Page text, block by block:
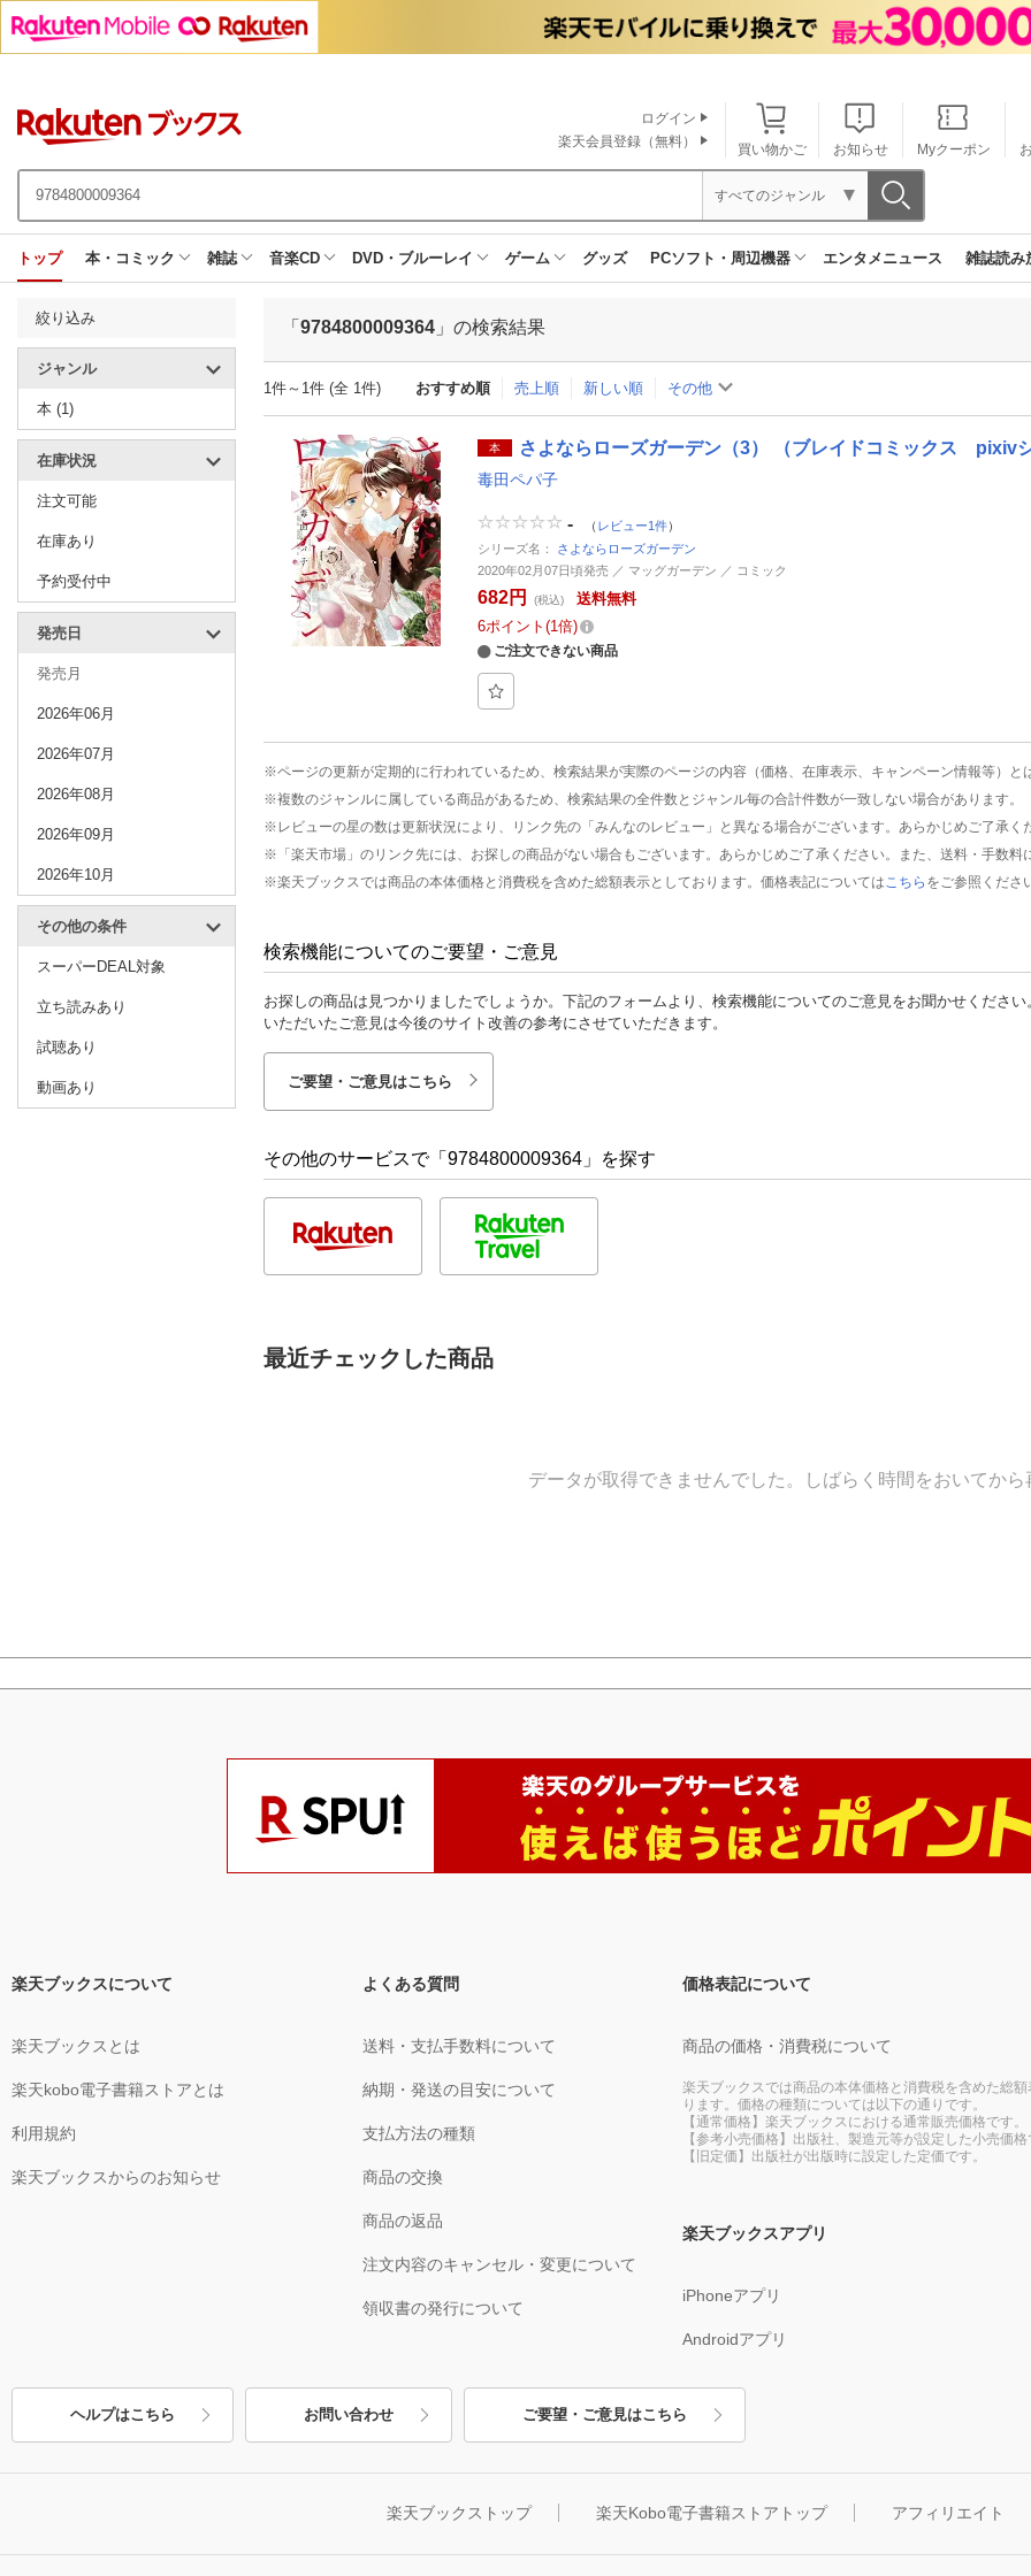
買い物かご お知らせ Myクーポン
ログイン
楽天会員登録（無料）
すべてのジャンル
トップ 本・コミック 雑誌 音楽CD DVD・ブルーレイ ゲーム グッズ PCソフト・周辺機器 エンタメニュース 雑誌読み
絞り込み
ジャンル
本 (1)
在庫状況
注文可能
在庫あり
予約受付中
発売日
発売月
2026年06月
2026年07月
2026年08月
2026年09月
2026年10月
その他の条件
スーパーDEAL対象
立ち読みあり
試聴あり
動画あり
「 9784800009364 」の検索結果
1件～1件 (全 1件) おすすめ順 売上順 新しい順 その他
本 さよならローズガーデン（3） （ブレイドコミックス pixivシ
毒田ペパ子
- （ レビュー1件）
シリーズ名： さよならローズガーデン
2020年02月07日頃発売 ／ マッグガーデン ／ コミック
682円 (税込)
送料無料
6ポイント 1倍
ご注文できない商品
※ページの更新が定期的に行われているため、検索結果が実際のページの内容（価格、在庫表示、キャンペーン情報等）と
※複数のジャンルに属している商品があるため、検索結果の全件数とジャンル毎の合計件数が一致しない場合があります。
※レビューの星の数は更新状況により、リンク先の「みんなのレビュー」と異なる場合がございます。あらかじめご了承く
※「楽天市場」のリンク先には、お探しの商品がない場合もございます。あらかじめご了承ください。また、送料・手数料
※楽天ブックスでは商品の本体価格と消費税を含めた総額表示としております。価格表記については こちら をご参照くださ
検索機能についてのご要望・ご意見
お探しの商品は見つかりましたでしょうか。下記のフォームより、検索機能についてのご意見をお聞かせください
いただいたご意見は今後のサイト改善の参考にさせていただきます。
ご要望・ご意見はこちら
その他のサービスで「9784800009364」を探す
最近チェックした商品
データが取得できませんでした。しばらく時間をおいてから
楽天ブックスについて
楽天ブックスとは
楽天kobo電子書籍ストアとは
利用規約
楽天ブックスからのお知らせ
よくある質問
送料・支払手数料について
納期・発送の目安について
支払方法の種類
商品の交換
商品の返品
注文内容のキャンセル・変更について
領収書の発行について
価格表記について
商品の価格・消費税について
楽天ブックスでは商品の本体価格と消費税を含めた総額
ります。価格の種類については以下の通りです。
【通常価格】楽天ブックスにおける通常販売価格です。
【参考小売価格】出版社、製造元等が設定した小売価格
【旧定価】出版社が出版時に設定した定価です。
楽天ブックスアプリ
iPhoneアプリ
Androidアプリ
ヘルプはこちら お問い合わせ ご要望・ご意見はこちら
楽天ブックストップ 楽天Kobo電子書籍ストアトップ アフィリエイト